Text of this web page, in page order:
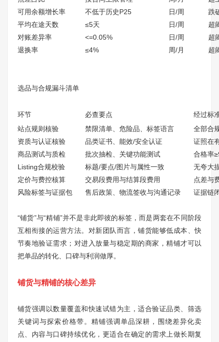
可用余额增长率
不低于历史P25 日/周
跌
平均在途天数
≤5天 日/周
超
对账差异率
<=0.05% 日/周
超
退换率
≤4% 周/月 超
选品与合规漏斗清单
环节 必查要点
经过标
站点规则核验
禁限清单、危险品、标签语言
全部合
资质与认证核验
品类证书、能效/安全认证
证照在
商品测试与质检
批次抽检、关键功能测试
合格率
Listing合规校验
标题/要点/图片与属性一致
无夸大
定价与费控核算
交易段费用与结算段费用
点差与
风险标签与证据包
售后政策、物流签收与沟通记录 证据链
“铺货”与“精铺”并不是非此即彼的标签，而是两套在不同阶段
互相衔接的运营方法。对新团队而言，铺货能够低成本、快
节奏地验证需求；对进入放量与稳定期的商家，精铺才可以
把单品的转化、口碑与利润做厚。
铺货与精铺的核心差异
铺货强调以数量覆盖和快速试错为主，适合验证品类、筛选
关键词与探索价格带。精铺强调单品深耕，围绕差异化卖
点、内容与口碑持续优化，更适合在确定的需求上做长期复